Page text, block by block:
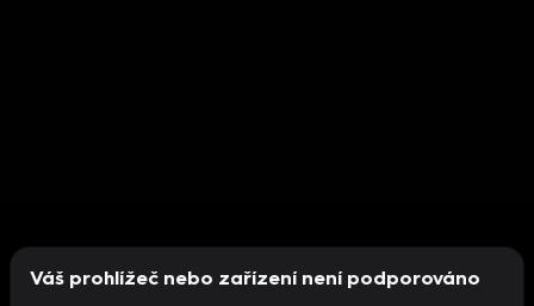
Váš prohlížeč nebo zařízení není podporováno